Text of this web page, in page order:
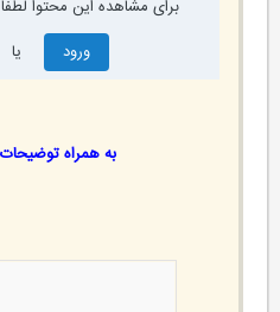
برای مشاهده این محتوا لطفاً
ورود
به همراه توضیحات